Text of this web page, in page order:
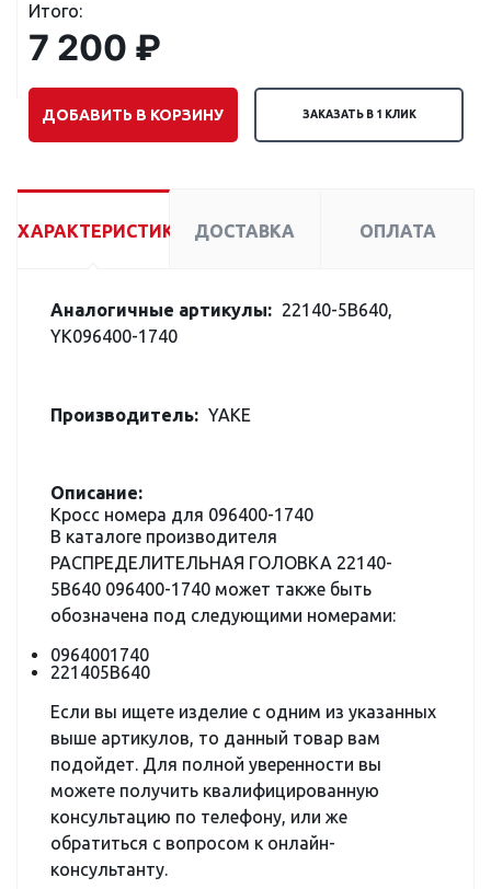
Итого:
7 200 ₽
ДОБАВИТЬ В КОРЗИНУ ЗАКАЗАТЬ В 1 КЛИК
ХАРАКТЕРИСТИКИ ДОСТАВКА ОПЛАТА
Аналогичные артикулы: 22140-5B640,
YK096400-1740
Производитель: YAKE
Описание:
Кросс номера для 096400-1740
В каталоге производителя
РАСПРЕДЕЛИТЕЛЬНАЯ ГОЛОВКА 22140-
5B640 096400-1740 может также быть
обозначена под следующими номерами:
0964001740
221405B640
Если вы ищете изделие с одним из указанных
выше артикулов, то данный товар вам
подойдет. Для полной уверенности вы
можете получить квалифицированную
консультацию по телефону, или же
обратиться с вопросом к онлайн-
консультанту.